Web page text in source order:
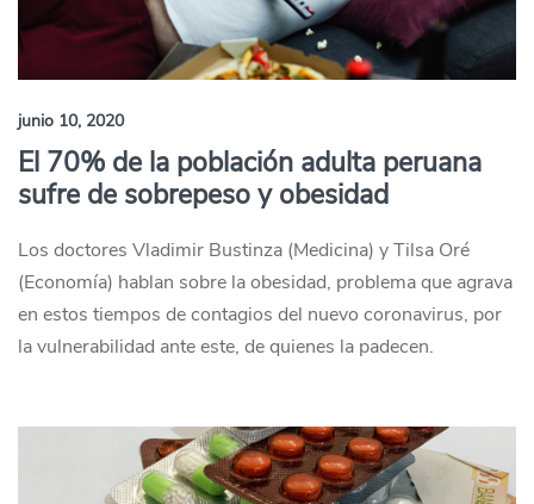
junio 10, 2020
El 70% de la población adulta peruana
sufre de sobrepeso y obesidad
Los doctores Vladimir Bustinza (Medicina) y Tilsa Oré
(Economía) hablan sobre la obesidad, problema que agrava
en estos tiempos de contagios del nuevo coronavirus, por
la vulnerabilidad ante este, de quienes la padecen.